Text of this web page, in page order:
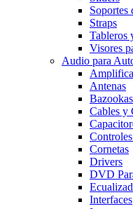
Soportes
Straps
Tableros
Visores
Audio para
Antenas
Bazookas
Cables y
Cornetas
Drivers
DVD
Interfaces